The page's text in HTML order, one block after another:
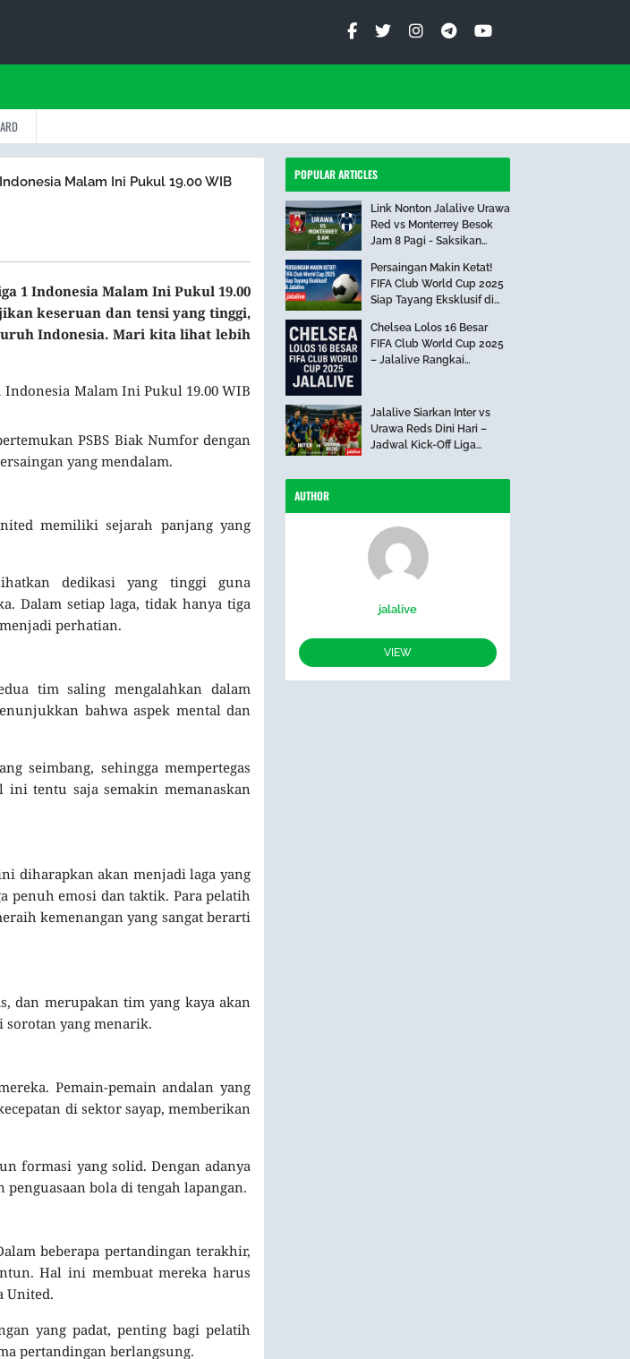
Malam Ini Pukul 19.00 WIB
1 Indonesia Malam Ini Pukul 19.00
keseruan dan tensi yang tinggi,
Indonesia. Mari kita lihat lebih
Indonesia Malam Ini Pukul 19.00 WIB
PSBS Biak Numfor dengan
yang mendalam.
memiliki sejarah panjang yang
dedikasi yang tinggi guna
Dalam setiap laga, tidak hanya tiga
perhatian.
tim saling mengalahkan dalam
bahwa aspek mental dan
seimbang, sehingga mempertegas
tentu saja semakin memanaskan
diharapkan akan menjadi laga yang
penuh emosi dan taktik. Para pelatih
kemenangan yang sangat berarti
dan merupakan tim yang kaya akan
sorotan yang menarik.
Pemain-pemain andalan yang
di sektor sayap, memberikan
formasi yang solid. Dengan adanya
bola di tengah lapangan.
beberapa pertandingan terakhir,
Hal ini membuat mereka harus
United.
yang padat, penting bagi pelatih
pertandingan berlangsung.
POPULAR ARTICLES
Link Nonton Jalalive Urawa
Red vs Monterrey Besok
Jam 8 Pagi - Saksikan
Persaingan Makin Ketat!
FIFA Club World Cup 2025
Siap Tayang Eksklusif di
Chelsea Lolos 16 Besar
FIFA Club World Cup 2025
– Jalalive Rangkai
Jalalive Siarkan Inter vs
Urawa Reds Dini Hari –
Jadwal Kick-Off Liga
AUTHOR
jalalive
VIEW